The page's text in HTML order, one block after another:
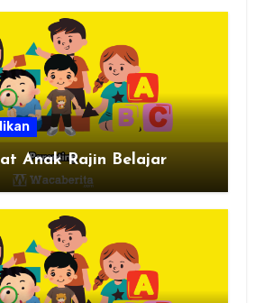
Anak Rajin Belajar